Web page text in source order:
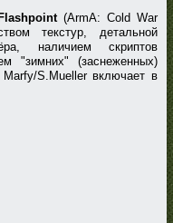
(ArmA: Cold War
текстур, детальной
наличием скриптов
"зимних" (заснеженных)
S.Mueller включает в